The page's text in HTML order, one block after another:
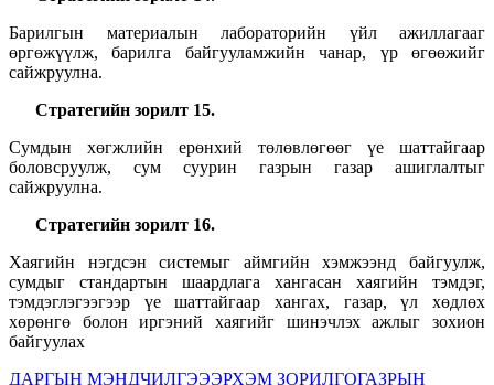
Барилгын материалын лабораторийн үйл ажиллагааг
өргөжүүлж, барилга байгууламжийн чанар, үр өгөөжийг
сайжруулна.
Стратегийн зорилт 15.
Сумдын хөгжлийн ерөнхий төлөвлөгөөг үе шаттайгаар
боловсруулж, сум суурин газрын газар ашиглалтыг
сайжруулна.
Стратегийн зорилт 16.
Хаягийн нэгдсэн системыг аймгийн хэмжээнд байгуулж,
сумдыг стандартын шаардлага хангасан хаягийн тэмдэг,
тэмдэглэгээгээр үе шаттайгаар хангах, газар, үл хөдлөх
хөрөнгө болон иргэний хаягийг шинэчлэх ажлыг зохион
байгуулах
ДАРГЫН МЭНДЧИЛГЭЭЭРХЭМ ЗОРИЛГОГАЗРЫН